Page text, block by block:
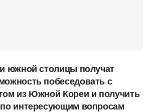
южной столицы получат
побеседовать с
из Южной Кореи и получить
по интересующим вопросам